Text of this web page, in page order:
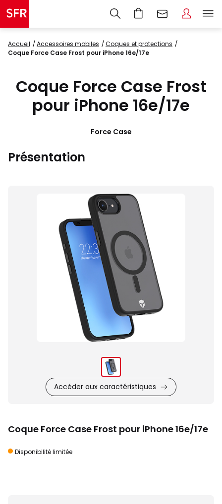
Accueil accessoires mobiles
coques et protections
Coque Force Case Frost pour iPhone 16e/17e
Coque Force Case Frost
pour iPhone 16e/17e
Force Case
Présentation
Images
du
Accéder aux caractéristiques
Coque Force Case Frost pour iPhone 16e/17e
Disponibilité limitée